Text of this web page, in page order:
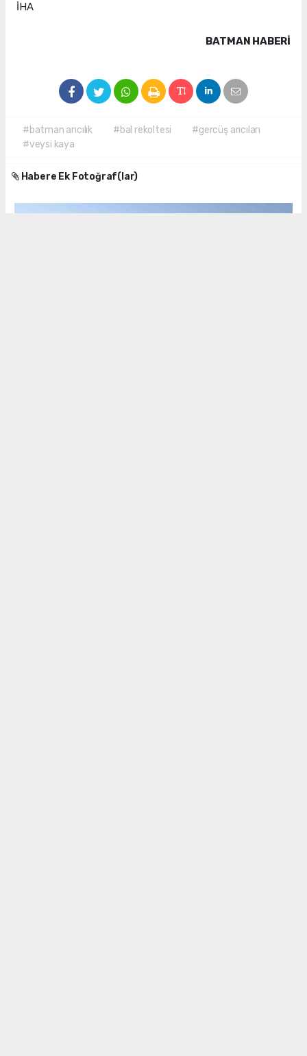
İHA
BATMAN HABERİ
#batman arıcılık #bal rekoltesi
#gercüş arıcıları
#veysi kaya
Habere Ek Fotoğraf(lar)